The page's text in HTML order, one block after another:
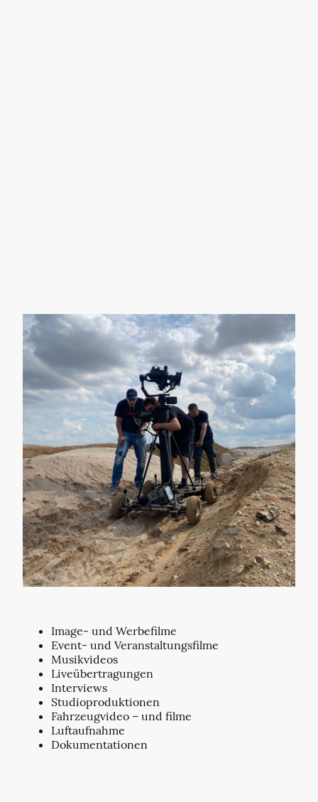
Image- und Werbefilme
Event- und Veranstaltungsfilme
Musikvideos
Liveübertragungen
Interviews
Studioproduktionen
Fahrzeugvideo – und filme
Luftaufnahme
Dokumentationen